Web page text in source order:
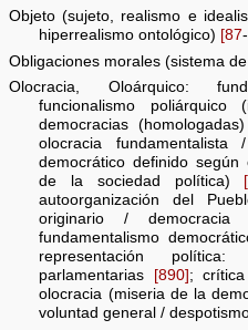
Objeto (sujeto, realismo e
hiperrealismo ontológico) [87-
Obligaciones morales (sistema
Olocracia, Oloárquico:
funcionalismo
democracias
olocracia fundamentalista
democrático definido
de la sociedad política)
autoorganización del
originario /
fundamentalismo
representación
parlamentarias
[890] ;
olocracia (miseria de la
voluntad general /